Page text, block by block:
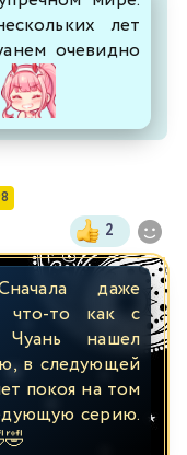
лет
очевидно
2
даже
что-то как с
нашел
в следующей
покоя на том
серию.